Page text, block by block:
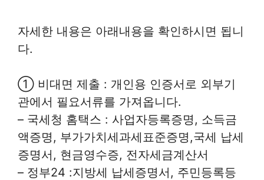
자세한 내용은 아래내용을 확인하시면 됩니
다.
① 비대면 제출 : 개인용 인증서로 외부기
관에서 필요서류를 가져옵니다.
– 국세청 홈택스 : 사업자등록증명, 소득금
액증명, 부가가치세과세표준증명,국세 납세
증명서, 현금영수증, 전자세금계산서
– 정부24 :지방세 납세증명서, 주민등록등